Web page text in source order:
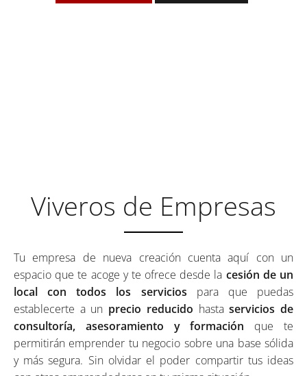
Viveros de Empresas
Tu empresa de nueva creación cuenta aquí con un
espacio que te acoge y te ofrece desde la cesión de un
local con todos los servicios para que puedas
establecerte a un precio reducido hastaservicios de
consultoría, asesoramiento y formación que te
permitirán emprender tu negocio sobre una base sólida
y más segura. Sin olvidar el poder compartir tus ideas